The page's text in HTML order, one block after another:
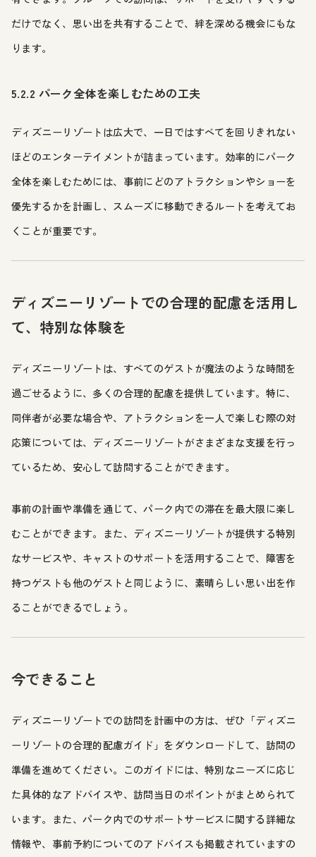
だけでなく、思い出を共有することで、絆を深める機会にもな
ります。
5.2.2 パーク全体を楽しむための工夫
ディズニーリゾートは広大で、一日ではすべてを回りきれない
ほどのエンターテイメントが詰まっています。効率的にパーク
全体を楽しむためには、事前にどのアトラクションやショーを
優先するかを計画し、スムーズに移動できるルートを考えてお
くことが重要です。
ディズニーリゾートでの合理的配慮を活用し
て、特別な体験を
ディズニーリゾートは、すべてのゲストが魔法のような時間を
過ごせるように、多くの合理的配慮を提供しています。特に、
同伴者が必要な場合や、アトラクションを一人で楽しむ際の対
応策については、ディズニーリゾートがさまざまな支援を行っ
ているため、安心して訪問することができます。
事前の計画や準備を通じて、パーク内での滞在を最大限に楽し
むことができます。また、ディズニーリゾートが提供する特別
なサービスや、キャストのサポートを活用することで、障害を
持つゲストも他のゲストと同じように、素晴らしい思い出を作
ることができるでしょう。
今できること
ディズニーリゾートでの訪問を計画中の方は、ぜひ「ディズニ
ーリゾートの合理的配慮ガイド」をダウンロードして、訪問の
準備を進めてください。このガイドには、特別なニーズに応じ
た具体的なアドバイスや、訪問当日のポイントがまとめられて
います。また、パーク内でのサポートサービスに関する詳細な
情報や、事前予約についてのアドバイスも掲載されていますの